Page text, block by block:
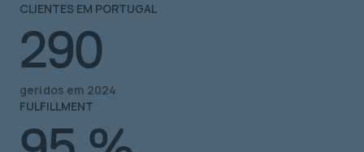
CLIENTES EM PORTUGAL
290
geridos em 2024
FULFILLMENT